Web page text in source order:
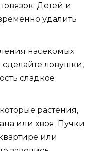
Детей и
удалить
насекомых
ловушки,
сладкое
растения,
или хвоя. Пучки
или